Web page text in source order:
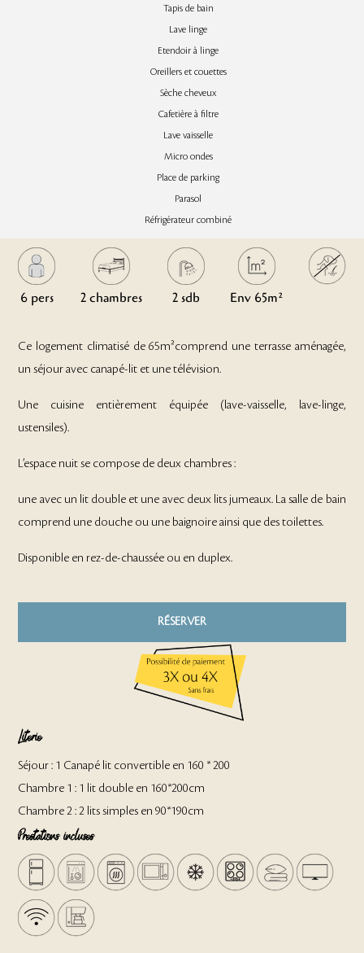
Tapis de bain
Lave linge
Etendoir à linge
Oreillers et couettes
Sèche cheveux
Cafetière à filtre
Lave vaisselle
Micro ondes
Place de parking
Parasol
Réfrigérateur combiné
6 pers 2 chambres 2 sdb Env 65m²
Ce logement climatisé de 65m²comprend une terrasse aménagée,
un séjour avec canapé-lit et une télévision.
Une cuisine entièrement équipée (lave-vaisselle, lave-linge,
ustensiles).
L’espace nuit se compose de deux chambres :
une avec un lit double et une avec deux lits jumeaux. La salle de bain
comprend une douche ou une baignoire ainsi que des toilettes.
Disponible en rez-de-chaussée ou en duplex.
RÉSERVER
Literie
Séjour : 1 Canapé lit convertible en 160 * 200
Chambre 1 : 1 lit double en 160*200cm
Chambre 2 : 2 lits simples en 90*190cm
Prestations incluses